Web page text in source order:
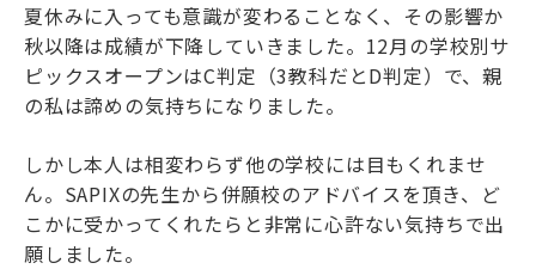
夏休みに入っても意識が変わることなく、その影響か
秋以降は成績が下降していきました。12月の学校別サ
ピックスオープンはC判定（3教科だとD判定）で、親
の私は諦めの気持ちになりました。
しかし本人は相変わらず他の学校には目もくれませ
ん。SAPIXの先生から併願校のアドバイスを頂き、ど
こかに受かってくれたらと非常に心許ない気持ちで出
願しました。